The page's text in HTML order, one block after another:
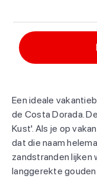
Een ideale
de Costa Dorada.
Kust'. Als je op
dat die naam
zandstranden lijken
langgerekte